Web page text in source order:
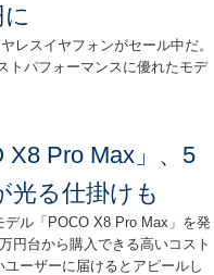
レスイヤフォンがセール中だ。
トパフォーマンスに優れたモデ
X8 Pro Max」、5
る仕掛けも
ル「POCO X8 Pro Max」を発
円台から購入できる高いコスト
ーザーに届けるとアピールし